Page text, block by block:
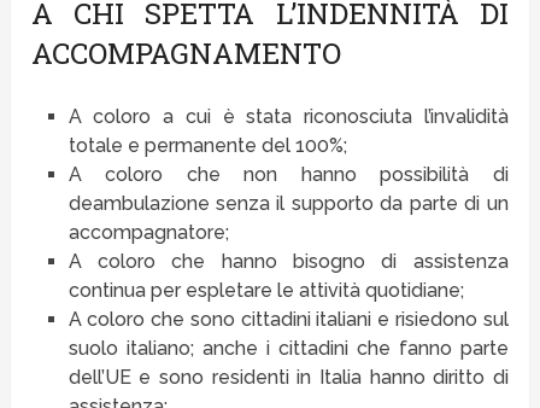
A CHI SPETTA L’INDENNITÀ DI
ACCOMPAGNAMENTO
A coloro a cui è stata riconosciuta l’invalidità
totale e permanente del 100%;
A coloro che non hanno possibilità di
deambulazione senza il supporto da parte di un
accompagnatore;
A coloro che hanno bisogno di assistenza
continua per espletare le attività quotidiane;
A coloro che sono cittadini italiani e risiedono sul
suolo italiano; anche i cittadini che fanno parte
dell’UE e sono residenti in Italia hanno diritto di